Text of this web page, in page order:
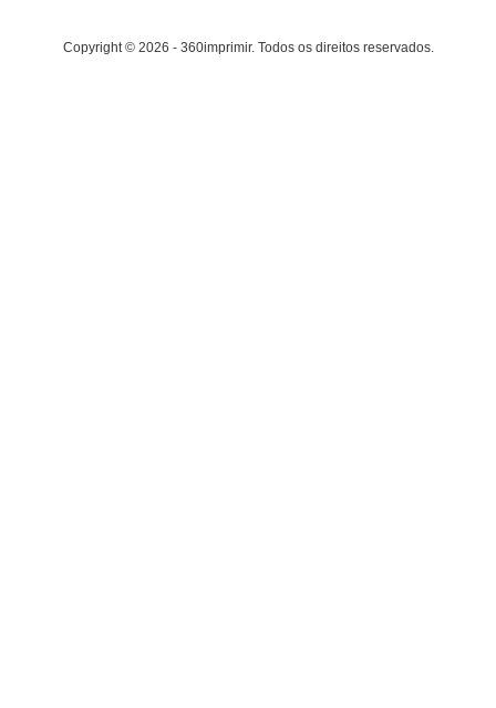
Copyright © 2026 - 360imprimir. Todos os direitos reservados.